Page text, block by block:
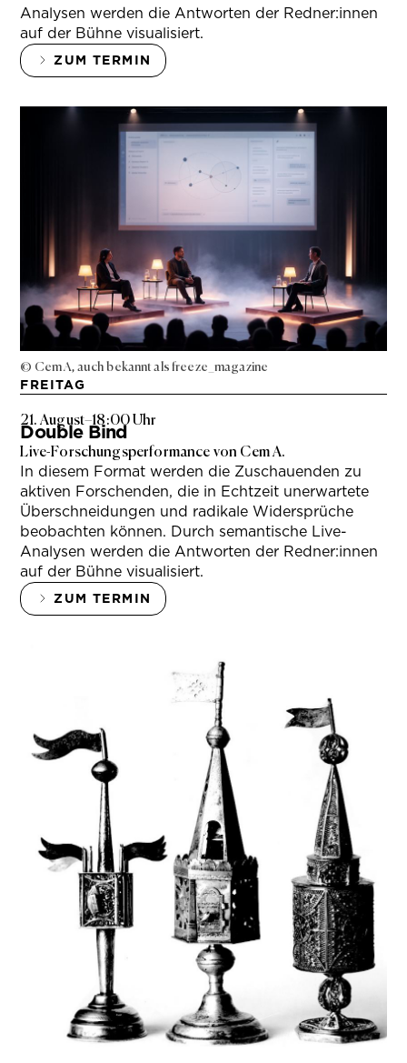
Analysen werden die Antworten der Redner:innen
auf der Bühne visualisiert.
ZUM TERMIN
© Cem A, auch bekannt als freeze_magazine
FREITAG
21. August–18:00 Uhr
Double Bind
Live-Forschungsperformance von Cem A.
In diesem Format werden die Zuschauenden zu
aktiven Forschenden, die in Echtzeit unerwartete
Überschneidungen und radikale Widersprüche
beobachten können. Durch semantische Live-
Analysen werden die Antworten der Redner:innen
auf der Bühne visualisiert.
ZUM TERMIN